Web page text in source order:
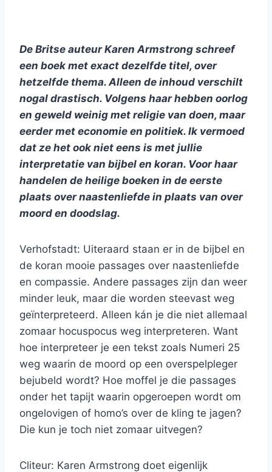
De Britse auteur Karen Armstrong schreef
een boek met exact dezelfde titel, over
hetzelfde thema. Alleen de inhoud verschilt
nogal drastisch. Volgens haarhebben oorlog
en geweld weinig met religie van doen, maar
eerder met economie en politiek. Ik vermoed
dat ze het ook niet eens is met jullie
interpretatie van bijbel en koran. Voor haar
handelen de heilige boeken in de eerste
plaats over naastenliefde in plaats van over
moord en doodslag.
Verhofstadt: Uiteraard staan er in de bijbel en
de koran mooie passages over naastenliefde
en compassie. Andere passages zijn dan weer
minder leuk, maar die worden steevast weg
geïnterpreteerd. Alleen kán je die niet allemaal
zomaar hocuspocus weg interpreteren. Want
hoe interpreteer je een tekst zoals Numeri 25
weg waarin de moord op een overspelpleger
bejubeld wordt? Hoe moffel je die passages
onder het tapijt waarin opgeroepen wordt om
ongelovigen of homo’s over de kling te jagen?
Die kun je toch niet zomaar uitvegen?
Cliteur: Karen Armstrong doet eigenlijk